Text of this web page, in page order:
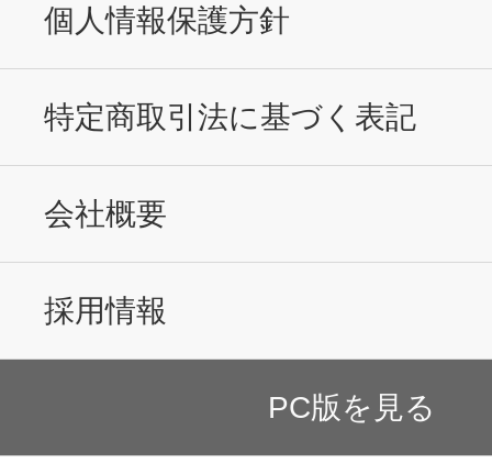
個人情報保護方針
特定商取引法に基づく表記
会社概要
採用情報
PC版を見る